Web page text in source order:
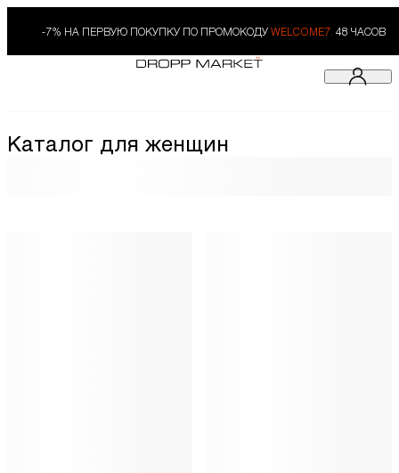
-7% НА ПЕРВУЮ ПОКУПКУ ПО ПРОМОКОДУ WELCOME7. 48 ЧАСОВ
Каталог для женщин